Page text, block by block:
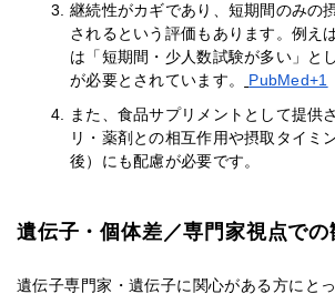
継続性がカギであり、短期間のみの
されるという評価もあります。例え
は「短期間・少人数試験が多い」と
が必要とされています。
PubMed+1
また、食品サプリメントとして提供
リ・薬剤との相互作用や摂取タイミ
後）にも配慮が必要です。
遺伝子・個体差／専門家視点での
遺伝子専門家・遺伝子に関心がある方にと